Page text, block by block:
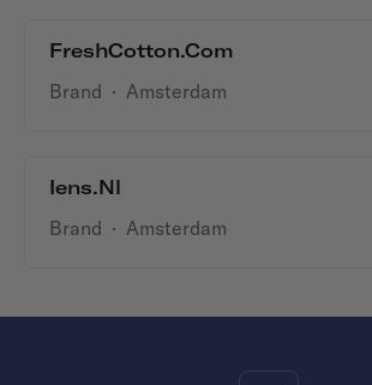
FreshCotton.com
Brand · Amsterdam
Iens.nl
Brand · Amsterdam